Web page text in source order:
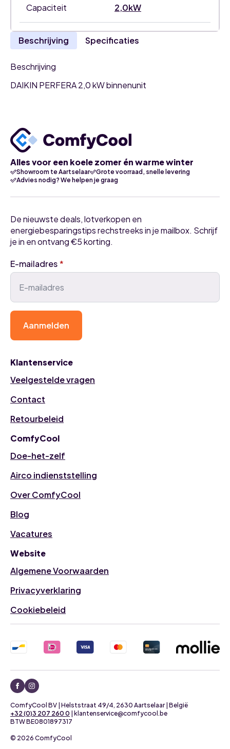
Capaciteit 2,0kW
Beschrijving Specificaties
Beschrijving
DAIKIN PERFERA 2,0 kW binnenunit
Alles voor een koele zomer én warme winter
Showroom te Aartselaar
Grote voorraad, snelle levering
Advies nodig? We helpen je graag
Klantenservice
Veelgestelde vragen
Contact
Retourbeleid
ComfyCool
Doe-het-zelf
Airco indienststelling
Over ComfyCool
Blog
Vacatures
Website
Algemene Voorwaarden
Privacyverklaring
Cookiebeleid
De nieuwste deals, lotverkopen en
energiebesparingstips rechstreeks in je mailbox. Schrijf
je in en ontvang €5 korting.
E-mailadres*
Aanmelden
© 2026 ComfyCool
+32 (0)3 207 260 0 | klantenservice@comfycool.be
BTW BE0801897317
ComfyCool BV | Helststraat 49/4, 2630 Aartselaar | België